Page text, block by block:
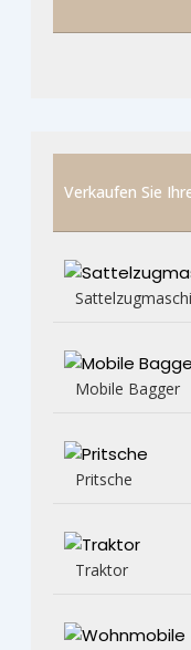
Verkaufen Sie
Mobile Bagger
Pritsche
Traktor